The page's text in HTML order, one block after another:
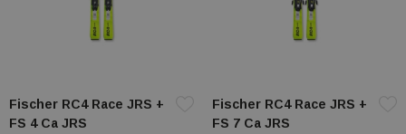
Fischer RC4 Race JRS +
FS 4 Ca JRS
Fischer RC4 Race JRS +
FS 7 Ca JRS